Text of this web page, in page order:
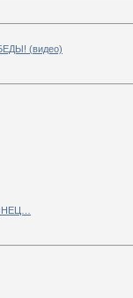
(видео)